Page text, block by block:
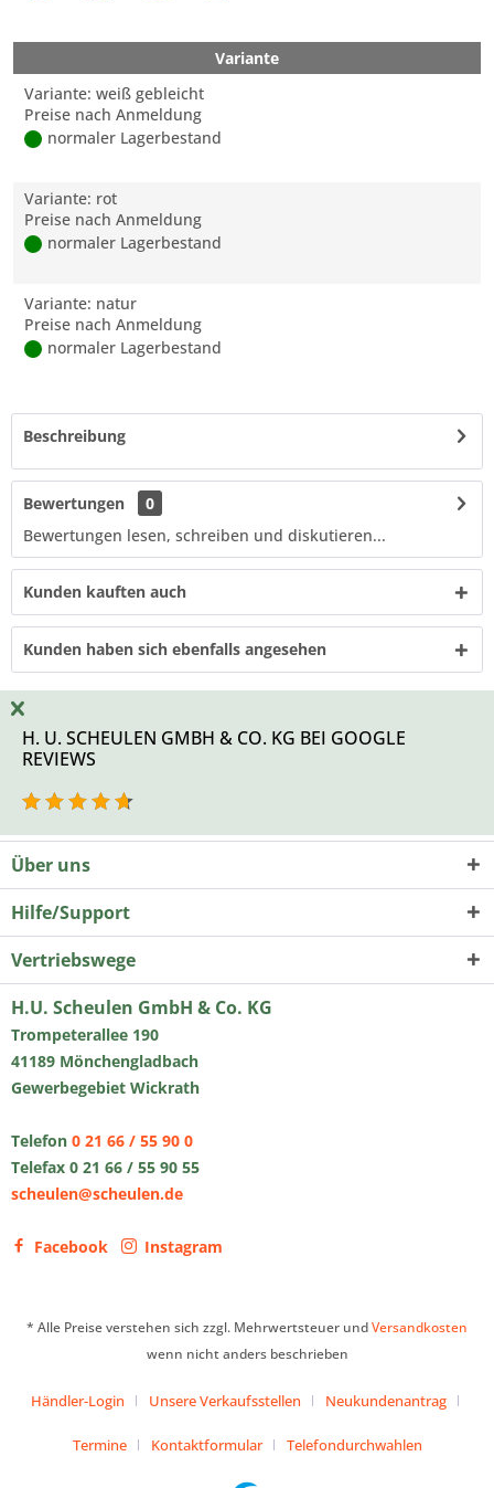
Variante
Variante: weiß gebleicht
Preise nach Anmeldung
normaler Lagerbestand
Variante: rot
Preise nach Anmeldung
normaler Lagerbestand
Variante: natur
Preise nach Anmeldung
normaler Lagerbestand
Beschreibung
Bewertungen
0
Bewertungen lesen, schreiben und diskutieren...
Kunden kauften auch
Kunden haben sich ebenfalls angesehen
H. U. SCHEULEN GMBH & CO. KG BEI GOOGLE
REVIEWS
Über uns
Hilfe/Support
Vertriebswege
H.U. Scheulen GmbH & Co. KG
Trompeterallee 190
41189 Mönchengladbach
Gewerbegebiet Wickrath
Telefon 0 21 66 / 55 90 0
Telefax 0 21 66 / 55 90 55
scheulen@scheulen.de
Facebook Instagram
* Alle Preise verstehen sich zzgl. Mehrwertsteuer undVersandkosten
wenn nicht anders beschrieben
Händler-Login Unsere Verkaufsstellen Neukundenantrag
Termine Kontaktformular Telefondurchwahlen